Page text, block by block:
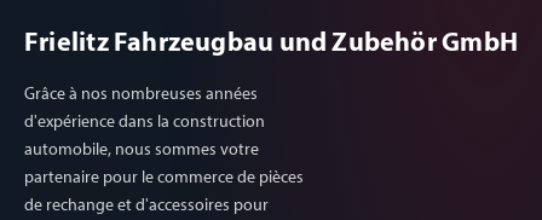
Frielitz Fahrzeugbau und Zubehör GmbH
Grâce à nos nombreuses années
d'expérience dans la construction
automobile, nous sommes votre
partenaire pour le commerce de pièces
de rechange et d'accessoires pour